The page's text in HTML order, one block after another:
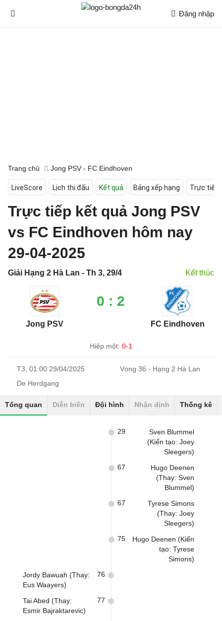
Đăng nhập
Trang chủ Jong PSV - FC Eindhoven
LiveScore Lịch thi đấu Kết quả Bảng xếp hạng Trực tiếp
Trực tiếp kết quả Jong PSV
vs FC Eindhoven hôm nay
29-04-2025
Giải Hạng 2 Hà Lan - Th 3, 29/4 Kết thúc
Jong PSV
0 : 2
FC Eindhoven
Hiệp một: 0-1
T3, 01:00 29/04/2025
Vòng 36 - Hạng 2 Hà Lan
De Herdgang
Tổng quan Diễn biến Đội hình Nhận định Thống kê
Sven Blummel
(Kiến tạo: Joey
Sleegers)
29
Hugo Deenen
(Thay: Sven
Blummel)
67
Tyrese Simons
(Thay: Joey
Sleegers)
67
Hugo Deenen (Kiến
tạo: Tyrese
Simons)
75
Jordy Bawuah (Thay:
Eus Waayers)
76
Tai Abed (Thay:
Esmir Bajraktarevic)
77